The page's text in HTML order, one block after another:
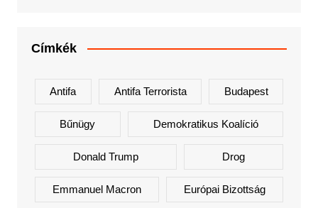
Címkék
Antifa Antifa Terrorista Budapest
Bűnügy Demokratikus Koalíció
Donald Trump Drog
Emmanuel Macron Európai Bizottság